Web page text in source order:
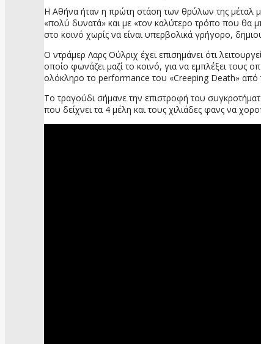
Η Αθήνα ήταν η πρώτη στάση των θρύλων της μέταλ
«πολύ δυνατά» και με «τον καλύτερο τρόπο που θα
στο κοινό χωρίς να είναι υπερβολικά γρήγορο,
Ο ντράμερ Λαρς Ούλριχ έχει επισημάνει ότι
οποίο φωνάζει μαζί το κοινό, για να εμπλέξει τους
ολόκληρο το performance του «Creeping Death»
Το τραγούδι σήμανε την επιστροφή του
που δείχνει τα 4 μέλη και τους χιλιάδες φανς να